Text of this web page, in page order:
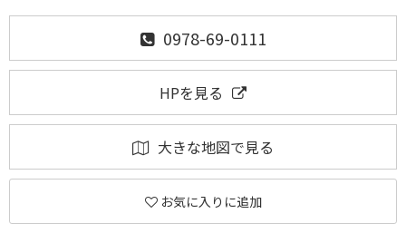
0978-69-0111
HPを見る
大きな地図で見る
お気に入りに追加